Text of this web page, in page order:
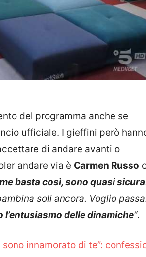
del programma anche se
ufficiale. I gieffini però
di andare avanti o
andare via è Carmen Russo
basta così, sono quasi sicura.
soli ancora. Voglio
l’entusiasmo delle dinamiche“.
sono innamorato di te”: